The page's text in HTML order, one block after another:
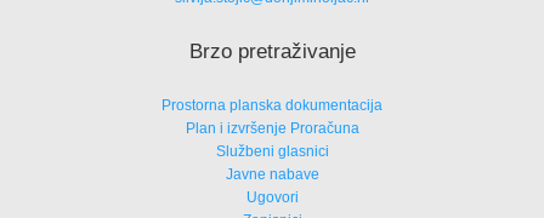
Brzo pretraživanje
Prostorna planska dokumentacija
Plan i izvršenje Proračuna
Službeni glasnici
Javne nabave
Ugovori